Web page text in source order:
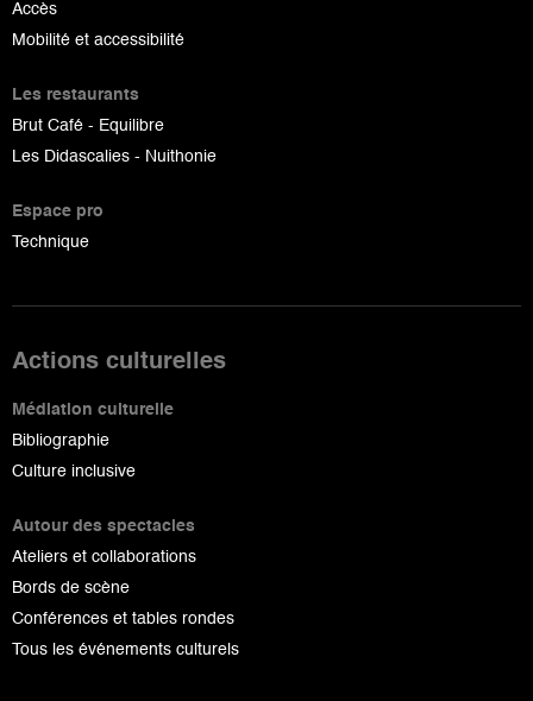
Accès
Mobilité et accessibilité
Les restaurants
Brut Café - Equilibre
Les Didascalies - Nuithonie
Espace pro
Technique
Actions culturelles
Médiation culturelle
Bibliographie
Culture inclusive
Autour des spectacles
Ateliers et collaborations
Bords de scène
Conférences et tables rondes
Tous les événements culturels